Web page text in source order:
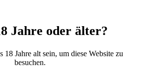
Jahre oder älter?
18 Jahre alt sein, um diese Website zu
besuchen.
Aquatica (GHE)